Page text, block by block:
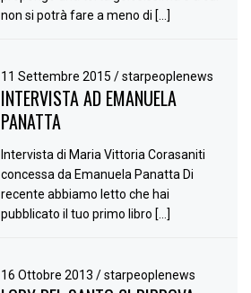
non si potrà fare a meno di […]
11 Settembre 2015/ starpeoplenews
INTERVISTA AD EMANUELA
PANATTA
Intervista di Maria Vittoria Corasaniti
concessa da Emanuela Panatta Di
recente abbiamo letto che hai
pubblicato il tuo primo libro […]
16 Ottobre 2013/ starpeoplenews